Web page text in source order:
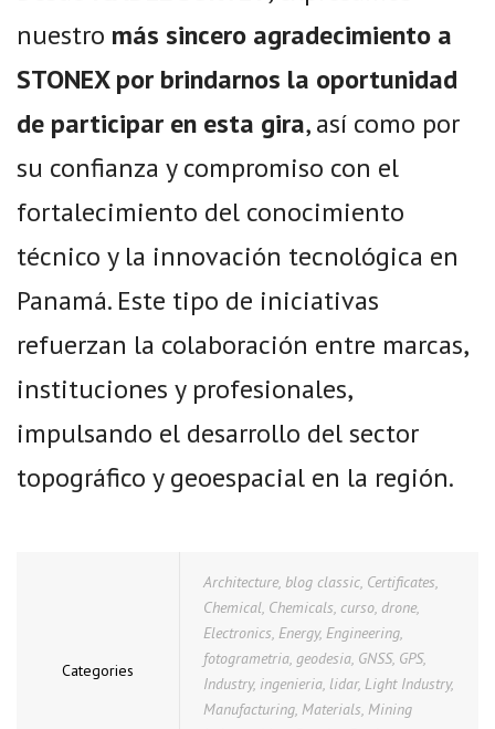
nuestro más sincero agradecimiento a
STONEX por brindarnos la oportunidad
de participar en esta gira, así como por
su confianza y compromiso con el
fortalecimiento del conocimiento
técnico y la innovación tecnológica en
Panamá. Este tipo de iniciativas
refuerzan la colaboración entre marcas,
instituciones y profesionales,
impulsando el desarrollo del sector
topográfico y geoespacial en la región.
Categories
Architecture, blog classic, Certificates,
Chemical, Chemicals, curso, drone,
Electronics, Energy, Engineering,
fotogrametria, geodesia, GNSS, GPS,
Industry, ingenieria, lidar, Light Industry,
Manufacturing, Materials, Mining